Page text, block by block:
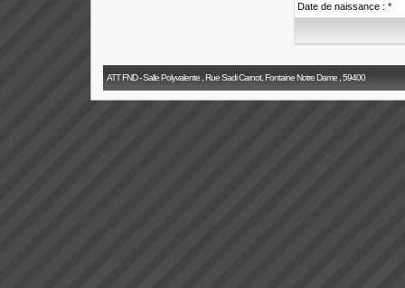
Date de naissance : *
ATT FND - Salle Polyvalente , Rue Sadi Carnot, Fontaine Notre Dame , 59400